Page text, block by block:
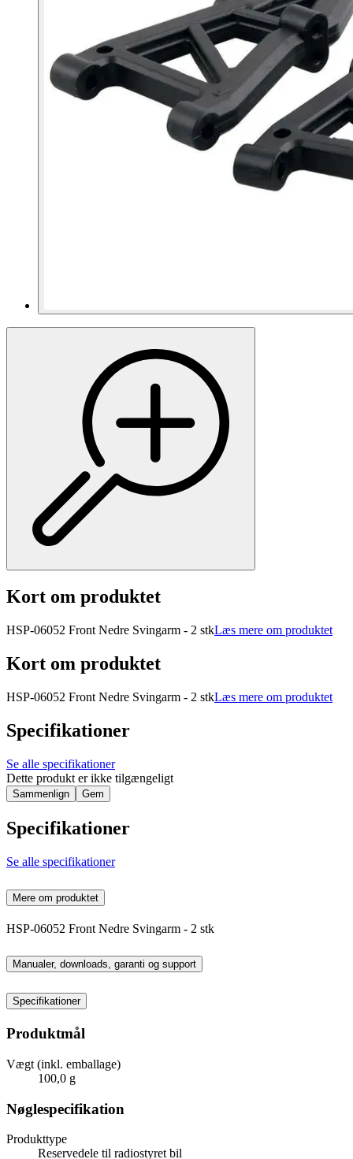
Kort om produktet
HSP-06052 Front Nedre Svingarm - 2 stkLæs mere om produktet
Kort om produktet
HSP-06052 Front Nedre Svingarm - 2 stkLæs mere om produktet
Specifikationer
Se alle specifikationer
Dette produkt er ikke tilgængeligt
Sammenlign Gem
Specifikationer
Se alle specifikationer
Mere om produktet
HSP-06052 Front Nedre Svingarm - 2 stk
Manualer, downloads, garanti og support
Specifikationer
Produktmål
Vægt (inkl. emballage)
100,0 g
Nøglespecifikation
Produkttype
Reservedele til radiostyret bil